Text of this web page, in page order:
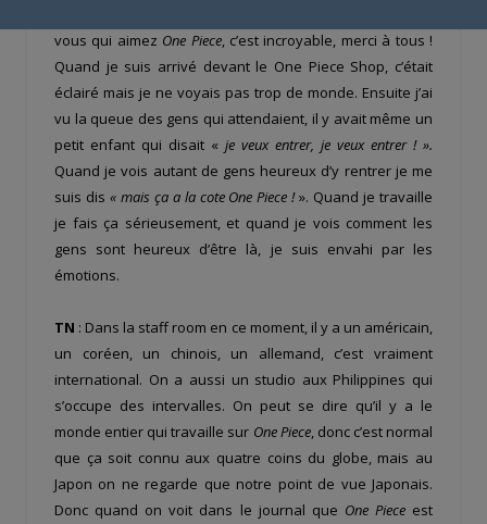
vous qui aimez One Piece, c’est incroyable, merci à tous !
Quand je suis arrivé devant le One Piece Shop, c’était
éclairé mais je ne voyais pas trop de monde. Ensuite j’ai
vu la queue des gens qui attendaient, il y avait même un
petit enfant qui disait « je veux entrer, je veux entrer ! ».
Quand je vois autant de gens heureux d’y rentrer je me
suis dis « mais ça a la cote One Piece !». Quand je travaille
je fais ça sérieusement, et quand je vois comment les
gens sont heureux d’être là, je suis envahi par les
émotions.
TN : Dans la staff room en ce moment, il y a un américain,
un coréen, un chinois, un allemand, c’est vraiment
international. On a aussi un studio aux Philippines qui
s’occupe des intervalles. On peut se dire qu’il y a le
monde entier qui travaille sur One Piece, donc c’est normal
que ça soit connu aux quatre coins du globe, mais au
Japon on ne regarde que notre point de vue Japonais.
Donc quand on voit dans le journal que One Pieceest